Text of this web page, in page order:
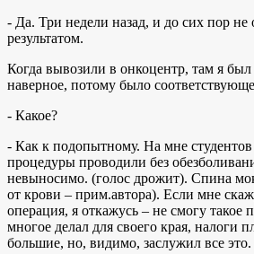
- Да. Три недели назад, и до сих пор не
результатом.
Когда вывозили в онкоцентр, там я
наверное, потому было
- Какое?
- Как к подопытному. На мне
процедуры проводили без
невыносимо. (голос дрожит). Спина
от крови – прим.автора). Если мне
операция, я откажусь – не смогу такое
многое делал для своего края, налоги
большие, но, видимо, заслужил все это.